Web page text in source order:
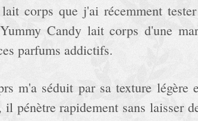
corps que j'ai récemment
Candy lait corps d'une
parfums addictifs.
m'a séduit par sa texture légère
il pénètre rapidement sans laisser